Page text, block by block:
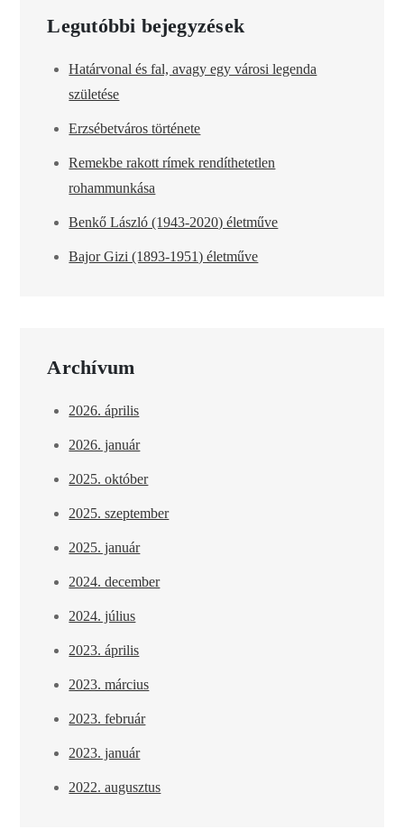
Legutóbbi bejegyzések
Határvonal és fal, avagy egy városi legenda
születése
Erzsébetváros története
Remekbe rakott rímek rendíthetetlen
rohammunkása
Benkő László (1943-2020) életműve
Bajor Gizi (1893-1951) életműve
Archívum
2026. április
2026. január
2025. október
2025. szeptember
2025. január
2024. december
2024. július
2023. április
2023. március
2023. február
2023. január
2022. augusztus